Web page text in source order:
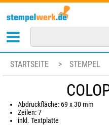
STARTSEITE > STEMPEL
Abdruckfläche: 69 x 30 mm
Zeilen: 7
inkl. Textplatte